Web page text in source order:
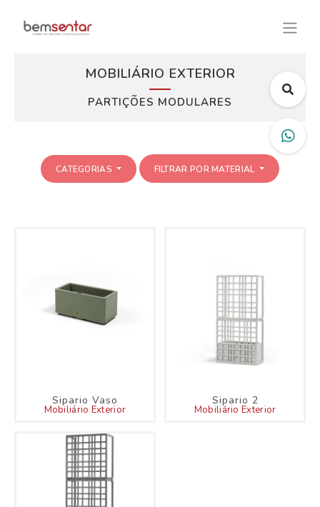
MOBILIÁRIO EXTERIOR
PARTIÇÕES MODULARES
CATEGORIAS FILTRAR POR MATERIAL
Sipario Vaso
Mobiliário Exterior
Sipario 2
Mobiliário Exterior